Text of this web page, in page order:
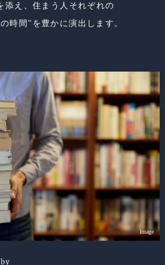
添え、 住まう人それぞれの
時間”を豊かに演出します。
Image